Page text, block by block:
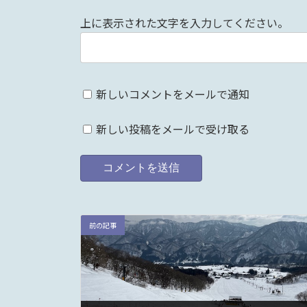
上に表示された文字を入力してください。
新しいコメントをメールで通知
新しい投稿をメールで受け取る
前の記事